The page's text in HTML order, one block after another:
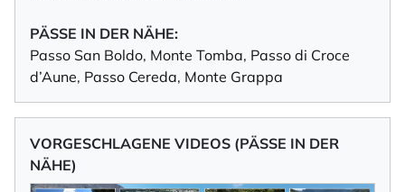
PÄSSE IN DER NÄHE:
Passo San Boldo, Monte Tomba, Passo di Croce
d’Aune, Passo Cereda, Monte Grappa
VORGESCHLAGENE VIDEOS (PÄSSE IN DER
NÄHE)